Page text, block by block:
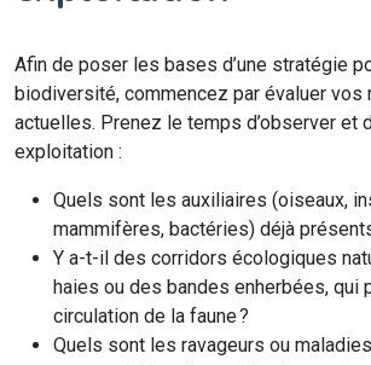
Afin de poser les bases d’une stratégie
biodiversité, commencez par évaluer vos
actuelles. Prenez le temps d’observer et
exploitation :
Quels sont les auxiliaires (oiseaux,
mammifères, bactéries) déjà
Y a-t-il des corridors écologiques
haies ou des bandes enherbées, qui
circulation de la faune ?
Quels sont les ravageurs ou